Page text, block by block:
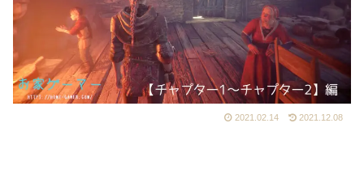
2021.02.14 2021.12.08